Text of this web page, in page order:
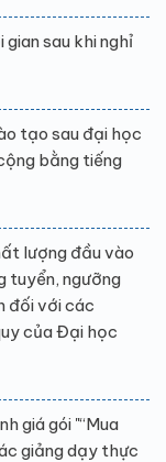
sau khi nghỉ
tạo sau đại học
bằng tiếng
lượng đầu vào
tuyển, ngưỡng
đối với các
của Đại học
giá gói "“Mua
giảng dạy thực